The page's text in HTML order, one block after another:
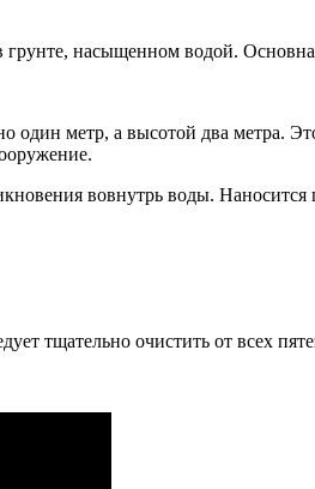
насыщенном водой.
метр, а высотой два метра.
вовнутрь воды.
тщательно очистить от всех